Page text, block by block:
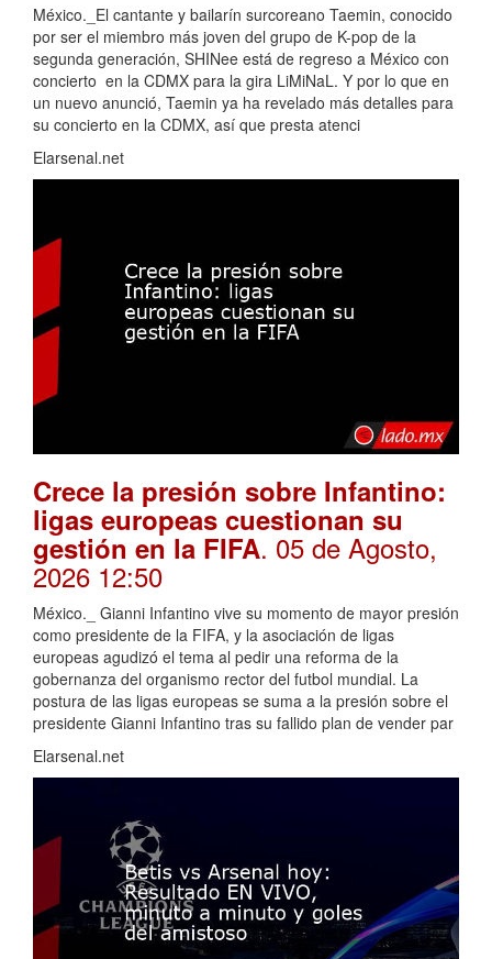
México._El cantante y bailarín surcoreano Taemin, conocido
por ser el miembro más joven del grupo de K-pop de la
segunda generación, SHINee está de regreso a México con
concierto en la CDMX para la gira LiMiNaL. Y por lo que en
un nuevo anunció, Taemin ya ha revelado más detalles para
su concierto en la CDMX, así que presta atenci
Elarsenal.net
Crece la presión sobre Infantino:
ligas europeas cuestionan su
gestión en la FIFA. 05 de Agosto,
2026 12:50
México._ Gianni Infantino vive su momento de mayor presión
como presidente de la FIFA, y la asociación de ligas
europeas agudizó el tema al pedir una reforma de la
gobernanza del organismo rector del futbol mundial. La
postura de las ligas europeas se suma a la presión sobre el
presidente Gianni Infantino tras su fallido plan de vender par
Elarsenal.net